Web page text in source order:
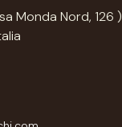
Monda Nord, 126 )